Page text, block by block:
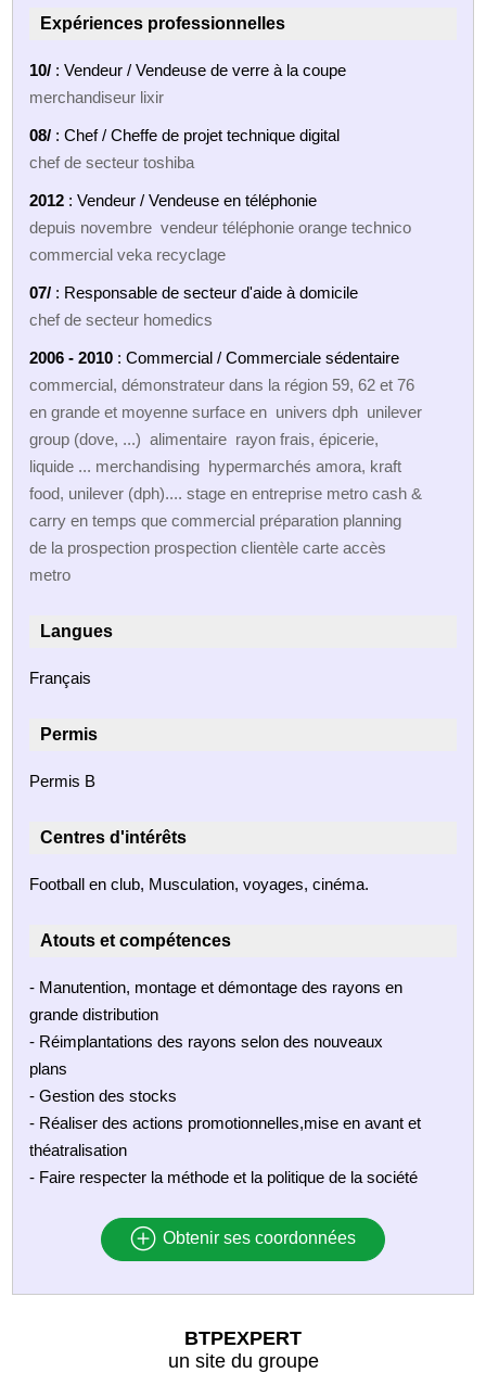
Expériences professionnelles
10/ : Vendeur / Vendeuse de verre à la coupe
merchandiseur lixir
08/ : Chef / Cheffe de projet technique digital
chef de secteur toshiba
2012 : Vendeur / Vendeuse en téléphonie
depuis novembre vendeur téléphonie orange technico
commercial veka recyclage
07/ : Responsable de secteur d'aide à domicile
chef de secteur homedics
2006 - 2010 : Commercial / Commerciale sédentaire
commercial, démonstrateur dans la région 59, 62 et 76
en grande et moyenne surface en univers dph unilever
group (dove, ...) alimentaire rayon frais, épicerie,
liquide ... merchandising hypermarchés amora, kraft
food, unilever (dph).... stage en entreprise metro cash &
carry en temps que commercial préparation planning
de la prospection prospection clientèle carte accès
metro
Langues
Français
Permis
Permis B
Centres d'intérêts
Football en club, Musculation, voyages, cinéma.
Atouts et compétences
- Manutention, montage et démontage des rayons en
grande distribution
- Réimplantations des rayons selon des nouveaux
plans
- Gestion des stocks
- Réaliser des actions promotionnelles,mise en avant et
théatralisation
- Faire respecter la méthode et la politique de la société
Obtenir ses coordonnées
BTPEXPERT
un site du groupe